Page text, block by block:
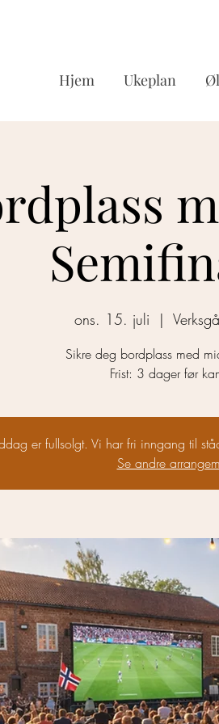
Hjem Ukeplan
ons. 15. juli
  |
Sikre deg bordplass med
Frist: 3 dager før
er fullsolgt. Vi har fri inngang til
Se andre